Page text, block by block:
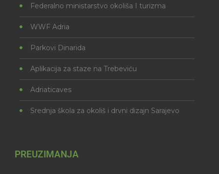
Federalno ministarstvo okoliša I turizma
WWF Adria
Parkovi Dinarida
Aplikacija za staze na Trebeviću
Adriaticaves
Srednja škola za okoliš i drvni dizajn Sarajevo
PREUZIMANJA